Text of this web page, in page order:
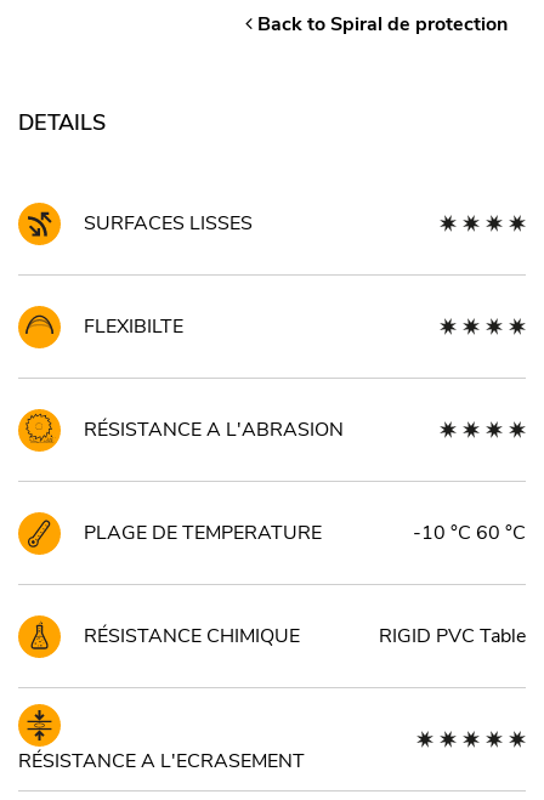
Back to Spiral de protection
DETAILS
SURFACES LISSES
FLEXIBILTE
RÉSISTANCE A L'ABRASION
PLAGE DE TEMPERATURE -10 °C 60 °C
RÉSISTANCE CHIMIQUE RIGID PVC Table
RÉSISTANCE A L'ECRASEMENT